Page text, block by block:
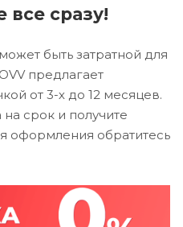
все сразу!
быть затратной для
предлагает
от 3-х до 12 месяцев.
срок и получите
оформления обратитесь